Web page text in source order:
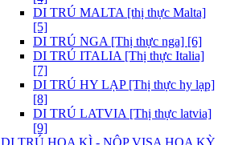
DI TRÚ MALTA [thị thực Malta]
[5]
DI TRÚ NGA [Thị thực nga] [6]
DI TRÚ ITALIA [Thị thực Italia]
[7]
DI TRÚ HY LẠP [Thị thực hy lạp]
[8]
DI TRÚ LATVIA [Thị thực latvia]
[9]
DI TRÚ HOA KÌ - NỘP VISA HOA KỲ